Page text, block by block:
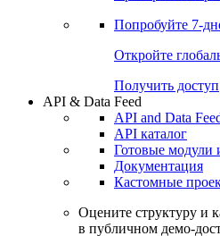
Чат
Проверка
Попробуйте7-
Откройте
Получить доступ
API & Data Feed
API and Data
Готовые модули
Документация